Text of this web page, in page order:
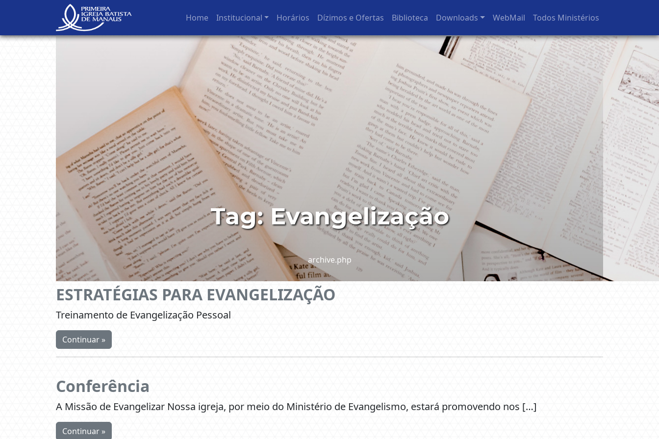
Home Institucional Horários Dízimos e Ofertas Biblioteca Downloads WebMail
Todos Ministérios
NavBar Oculta
Tag:Evangelização
archive.php
ESTRATÉGIAS PARA EVANGELIZAÇÃO
Treinamento de Evangelização Pessoal
Continuar »
Conferência
A Missão de Evangelizar Nossa igreja, por meio do Ministério de Evangelismo, estará promovendo nos […]
Continuar »